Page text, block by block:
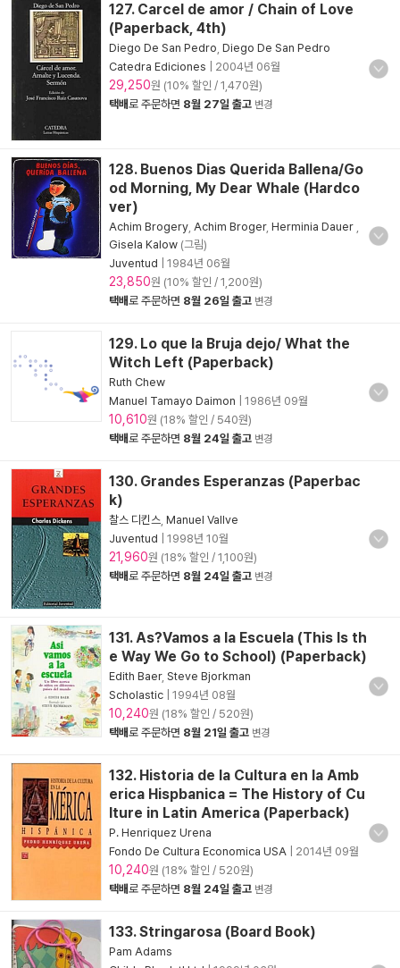
127. Carcel de amor / Chain of Love
(Paperback, 4th)
Diego De San Pedro Diego De San Pedro
Catedra Ediciones
2004년 06월
29,250원 (10% 할인 / 1,470원)
택배로 주문하면 8월 27일 출고 변경
128. Buenos Dias Querida Ballena/Go
od Morning, My Dear Whale (Hardco
ver)
Achim Brogery Achim Broger, Herminia Dauer
Gisela Kalow (그림)
Juventud
1984년 06월
23,850원 (10% 할인 / 1,200원)
택배로 주문하면 8월 26일 출고 변경
129. Lo que la Bruja dejo/ What the
Witch Left (Paperback)
Ruth Chew
Manuel Tamayo Daimon
1986년 09월
10,610원 (18% 할인 / 540원)
택배로 주문하면 8월 24일 출고 변경
130. Grandes Esperanzas (Paperbac
k)
찰스 디킨스 Manuel Vallve
Juventud
1998년 10월
21,960원 (18% 할인 / 1,100원)
택배로 주문하면 8월 24일 출고 변경
131. As?Vamos a la Escuela (This Is th
e Way We Go to School) (Paperback)
Edith Baer, Steve Bjorkman
Scholastic
1994년 08월
10,240원 (18% 할인 / 520원)
택배로 주문하면 8월 21일 출고 변경
132. Historia de la Cultura en la Amb
erica Hispbanica = The History of Cu
lture in Latin America (Paperback)
P. Henriquez Urena
Fondo De Cultura Economica USA
2014년 09월
10,240원 (18% 할인 / 520원)
택배로 주문하면 8월 24일 출고 변경
133. Stringarosa (Board Book)
Pam Adams